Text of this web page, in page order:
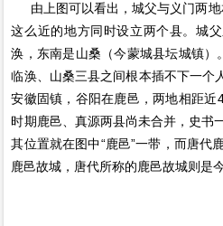
由上图可以看出，城父与义门两地
这么近的地方同时设立两个县。城
涣，东南是山桑（今蒙城县坛城镇）
临涣、山桑三县之间根本插不下一个
安徽固镇，谷阳在鹿邑，两地相距
时期鹿邑、真源两县尚未合并，史书
其位置就在图中“鹿邑”一带，而唐代
鹿邑故城，唐代所称的鹿邑故城则是